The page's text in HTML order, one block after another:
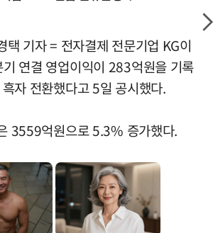
택 기자 = 전자결제 전문기업 KG이
연결 영업이익이 283억원을 기록
자 전환했다고 5일 공시했다.
3559억원으로 5.3% 증가했다.